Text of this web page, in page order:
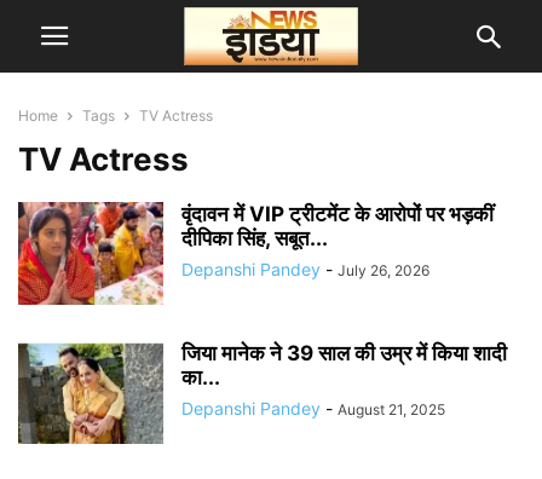
Home Tags TV Actress
TV Actress
वृंदावन में VIP ट्रीटमेंट के आरोपों पर भड़कीं
दीपिका सिंह, सबूत...
Depanshi Pandey - July 26, 2026
जिया मानेक ने 39 साल की उम्र में किया शादी
का...
Depanshi Pandey - August 21, 2025